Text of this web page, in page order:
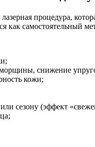
процедура,
как самостоятельный
снижение
кожи;
сезону (эффект